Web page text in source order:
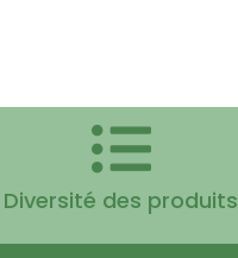
Diversité des produits